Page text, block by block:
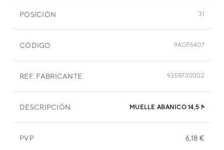
POSICIÓN 31
CÓDIGO 9AGF6407
REF. FABRICANTE 9359730002
DESCRIPCIÓN MUELLE ABANICO 14,5 MM
PVP 6,18 €